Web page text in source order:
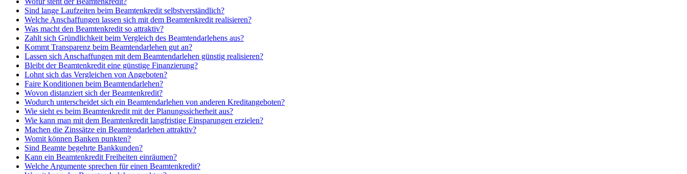
Sind lange Laufzeiten beim Beamtenkredit selbstverständlich?
Welche Anschaffungen lassen sich mit dem Beamtenkredit realisieren?
Was macht den Beamtenkredit so attraktiv?
Zahlt sich Gründlichkeit beim Vergleich des Beamtendarlehens aus?
Kommt Transparenz beim Beamtendarlehen gut an?
Lassen sich Anschaffungen mit dem Beamtendarlehen günstig realisieren?
Bleibt der Beamtenkredit eine günstige Finanzierung?
Lohnt sich das Vergleichen von Angeboten?
Faire Konditionen beim Beamtendarlehen?
Wovon distanziert sich der Beamtenkredit?
Wodurch unterscheidet sich ein Beamtendarlehen von anderen Kreditangeboten?
Wie sieht es beim Beamtenkredit mit der Planungssicherheit aus?
Wie kann man mit dem Beamtenkredit langfristige Einsparungen erzielen?
Machen die Zinssätze ein Beamtendarlehen attraktiv?
Womit können Banken punkten?
Sind Beamte begehrte Bankkunden?
Kann ein Beamtenkredit Freiheiten einräumen?
Welche Argumente sprechen für einen Beamtenkredit?